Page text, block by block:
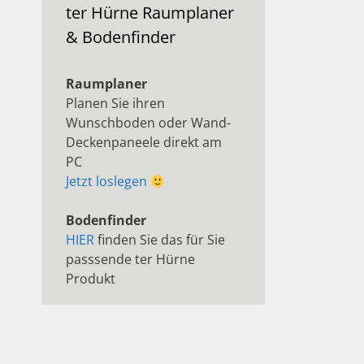
ter Hürne Raumplaner
& Bodenfinder
Raumplaner
Planen Sie ihren
Wunschboden oder Wand-
Deckenpaneele direkt am
PC
Jetzt loslegen
Bodenfinder
HIERfinden Sie das für Sie
passsende ter Hürne
Produkt